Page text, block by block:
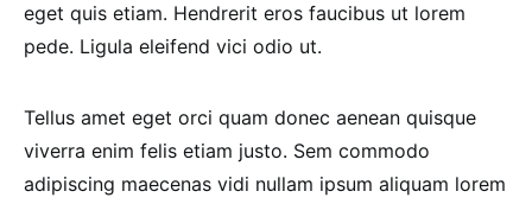
eget quis etiam. Hendrerit eros faucibus ut lorem
pede. Ligula eleifend vici odio ut.
Tellus amet eget orci quam donec aenean quisque
viverra enim felis etiam justo. Sem commodo
adipiscing maecenas vidi nullam ipsum aliquam lorem